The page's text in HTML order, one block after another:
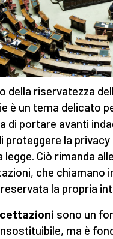
della riservatezza
è un tema delicato
di portare avanti
proteggere la
legge. Ciò rimanda
che chiamano
la propria
sono un
ma è